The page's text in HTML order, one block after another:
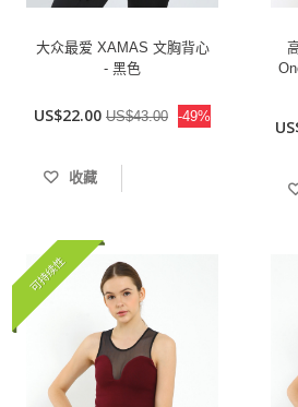
大众最爱 XAMAS 文胸背心
- 黑色
US$22.00 US$43.00 -49%
收藏
可持续性